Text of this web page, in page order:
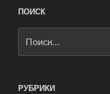
ПОИСК
РУБРИКИ